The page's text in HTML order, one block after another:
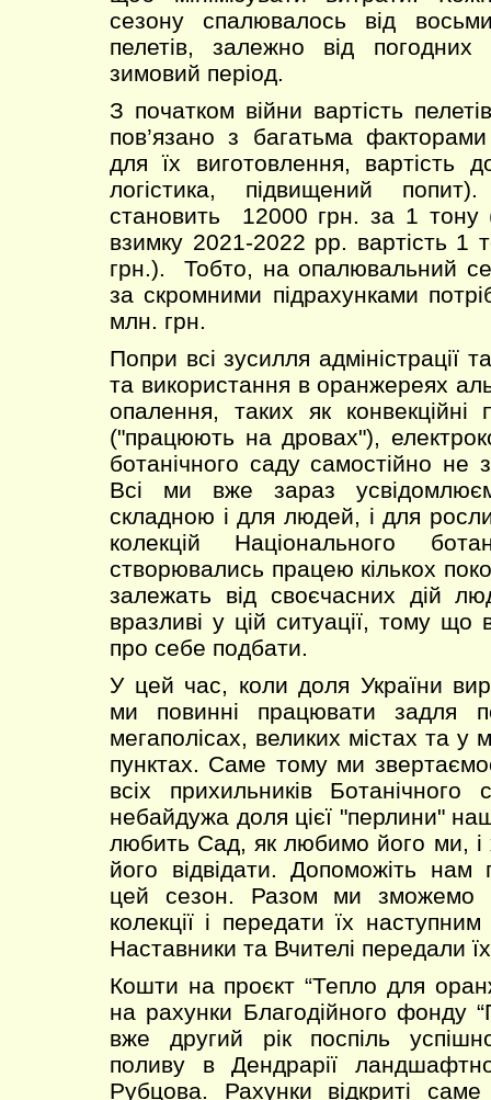
сезону спалювалось від
пелетів, залежно від
зимовий період.
З початком війни вартість
пов’язано з багатьма
для їх виготовлення, вартість
логістика, підвищений
становить 12000 грн. за 1 тону
взимку 2021-2022 рр. вартість 1
грн.). Тобто, на опалювальний
за скромними підрахунками
млн. грн.
Попри всі зусилля адміністрації
та використання в оранжереях
опалення, таких як конвекційні
("працюють на дровах"),
ботанічного саду самостійно не
Всі ми вже зараз
складною і для людей, і для
колекцій Національного
створювались працею кількох
залежать від своєчасних дій
вразливі у цій ситуації, тому
про себе подбати.
У цей час, коли доля України
ми повинні працювати задля
мегаполісах, великих містах та у
пунктах. Саме тому ми
всіх прихильників
небайдужа доля цієї "перлини"
любить Сад, як любимо його ми,
його відвідати. Допоможіть
цей сезон. Разом ми зможемо
колекції і передати їх
Наставники та Вчителі передали
Кошти на проєкт “Тепло для
на рахунки Благодійного фонду
вже другий рік поспіль
поливу в Дендрарії
Рубцова. Рахунки відкриті